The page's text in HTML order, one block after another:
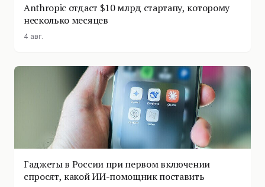
Anthropic отдаст $10 млрд стартапу, которому
несколько месяцев
4 авг.
Гаджеты в России при первом включении
спросят, какой ИИ-помощник поставить